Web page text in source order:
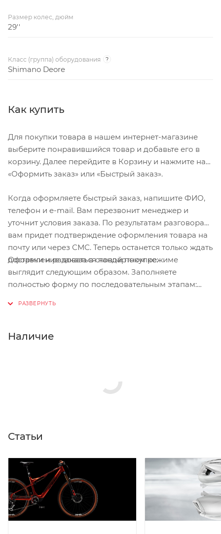
Размер колес, дюйм
29''
Класс (группа) оборудования ?
Shimano Deore
Как купить
Для покупки товара в нашем интернет-магазине
выберите понравившийся товар и добавьте его в
корзину. Далее перейдите в Корзину и нажмите на
«Оформить заказ» или «Быстрый заказ».
Когда оформляете быстрый заказ, напишите ФИО,
телефон и e-mail. Вам перезвонит менеджер и
уточнит условия заказа. По результатам разговора
вам придет подтверждение оформления товара на
почту или через СМС. Теперь останется только ждать
доставки и радоваться новой покупке.
Оформление заказа в стандартном режиме
выглядит следующим образом. Заполняете
полностью форму по последовательным этапам:
Нажмите кнопку «Оформить заказ».
Наличие
Статьи